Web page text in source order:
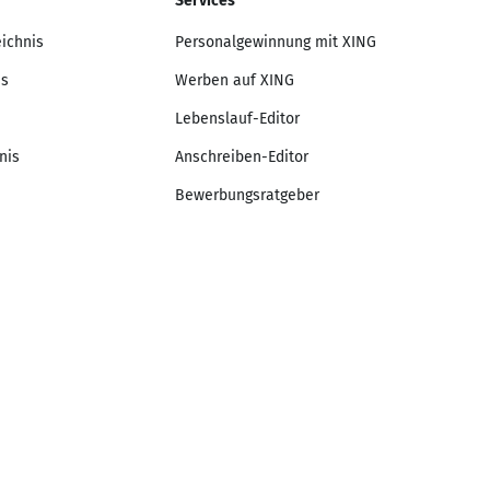
Personalgewinnung mit XING
Werben auf XING
Lebenslauf-Editor
Anschreiben-Editor
Bewerbungsratgeber